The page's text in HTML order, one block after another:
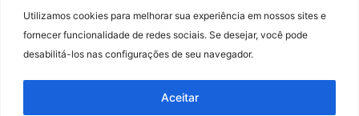
Utilizamos cookies para melhorar sua experiência em nossos sites e
fornecer funcionalidade de redes sociais. Se desejar, você pode
desabilitá-los nas configurações de seu navegador.
Aceitar
+ 55 (31) 3115-7000​
Patrick de Souza